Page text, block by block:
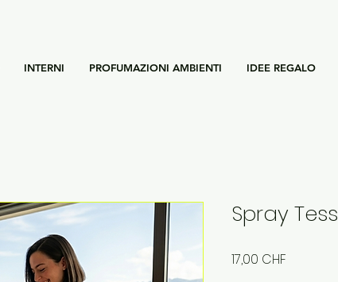
INTERNI PROFUMAZIONI AMBIENTI IDEE REGALO
Spray
17,00 CHF